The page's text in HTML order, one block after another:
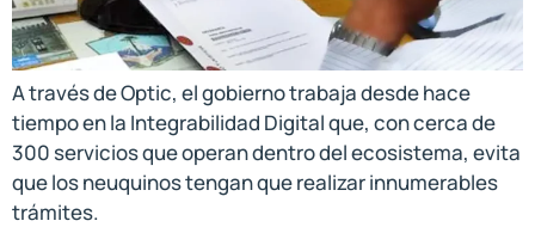
A través de Optic, el gobierno trabaja desde hace
tiempo en la Integrabilidad Digital que, con cerca de
300 servicios que operan dentro del ecosistema, evita
que los neuquinos tengan que realizar innumerables
trámites.